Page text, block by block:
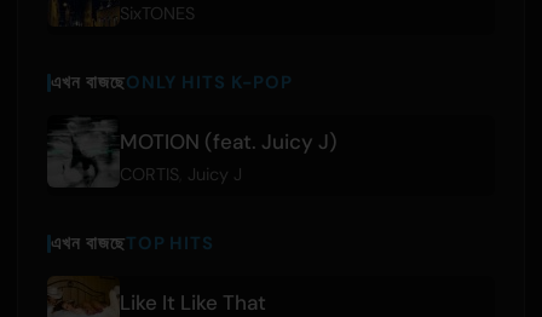
SixTONES
এখন বাজছেONLY HITS K-POP
MOTION (feat. Juicy J)
CORTIS Juicy J
এখন বাজছেTOP HITS
Like It Like That